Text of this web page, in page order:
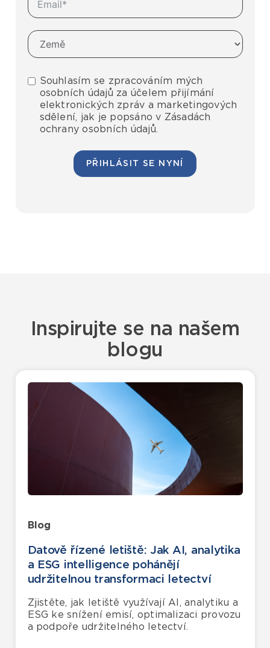
Souhlasím se zpracováním mých
osobních údajů za účelem přijímání
elektronických zpráv a marketingových
sdělení, jak je popsáno v Zásadách
ochrany osobních údajů.
PŘIHLÁSIT SE NYNÍ
Inspirujte se na našem
blogu
Blog
Datově řízené letiště: Jak AI, analytika
a ESG intelligence pohánějí
udržitelnou transformaci letectví
Zjistěte, jak letiště využívají AI, analytiku a
ESG ke snížení emisí, optimalizaci provozu
a podpoře udržitelného letectví.